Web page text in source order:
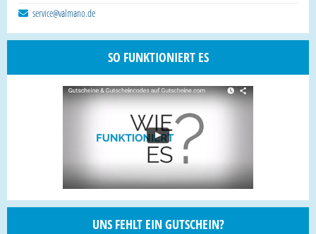
service@valmano.de
SO FUNKTIONIERT ES
UNS FEHLT EIN GUTSCHEIN?